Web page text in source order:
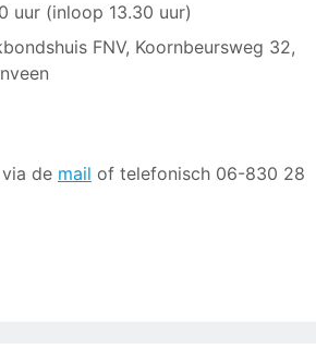
uur (inloop 13.30 uur)
FNV, Koornbeursweg 32,
de mail of telefonisch 06-830 28